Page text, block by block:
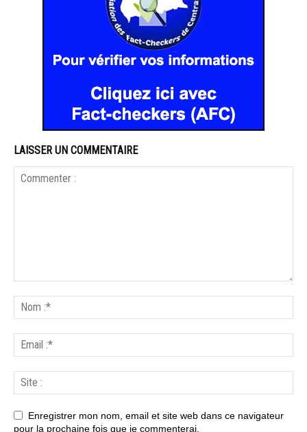
LAISSER UN COMMENTAIRE
Enregistrer mon nom, email et site web dans ce navigateur
pour la prochaine fois que je commenterai.